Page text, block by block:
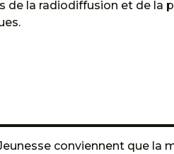
de la radiodiffusion et de
conviennent que la